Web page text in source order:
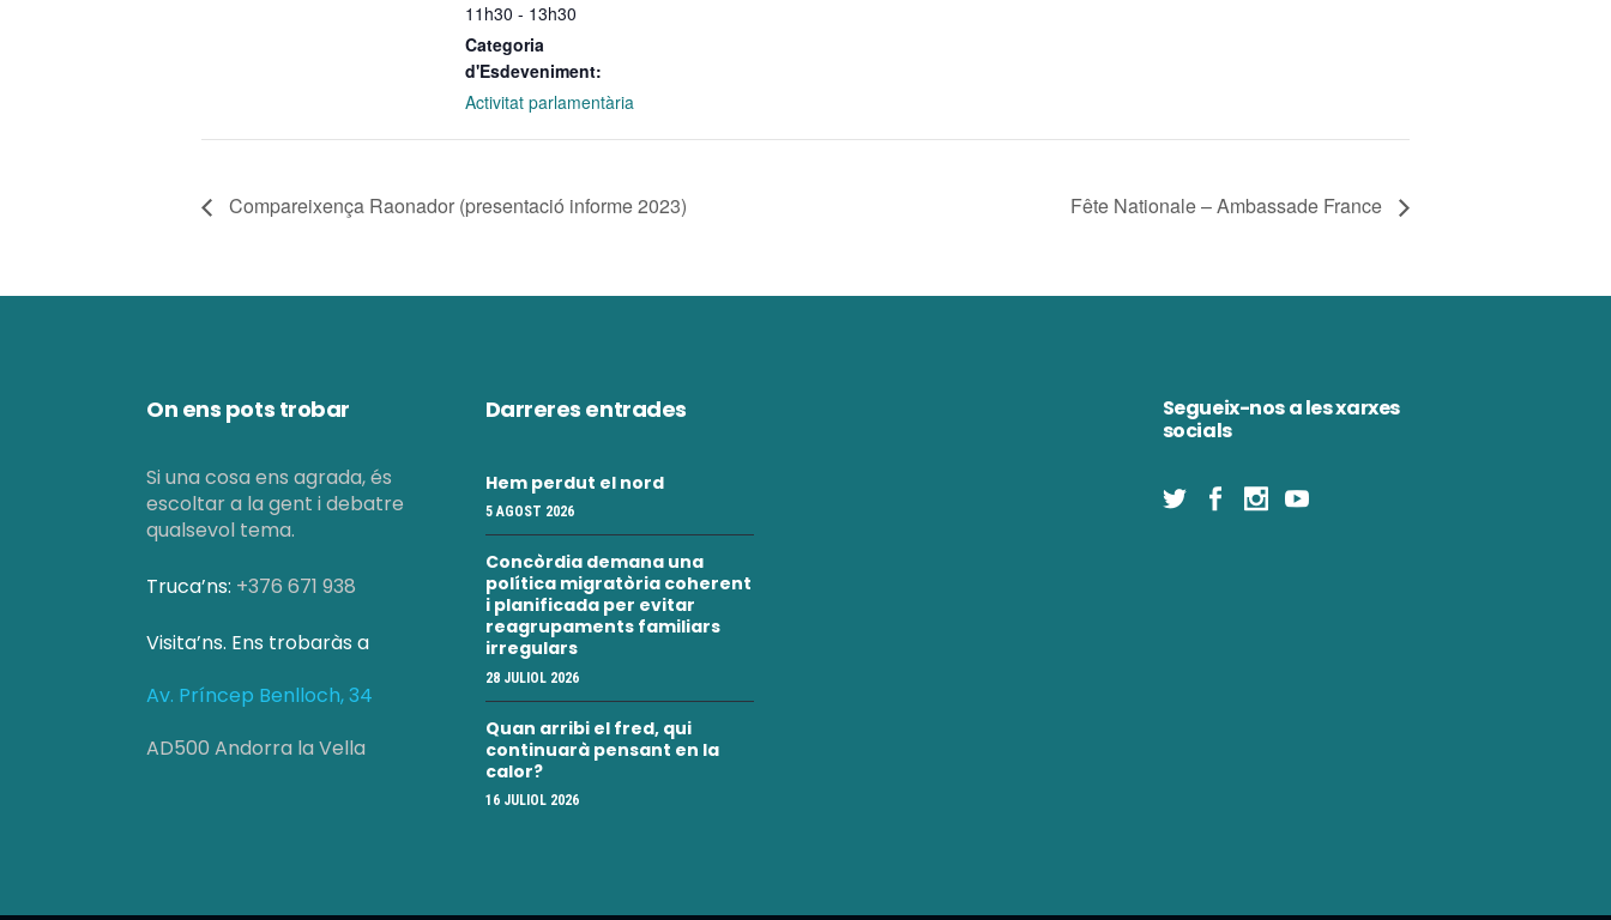
11h30 - 13h30
Categoria
d'Esdeveniment:
Activitat parlamentària
Compareixença Raonador (presentació informe 2023) Fête Nationale – Ambassade France
On ens pots trobar
Si una cosa ens agrada, és
escoltar a la gent i debatre
qualsevol tema.
Truca’ns: +376 671 938
Visita’ns. Ens trobaràs a
Av. Príncep Benlloch, 34
AD500 Andorra la Vella
Darreres entrades
Hem perdut el nord
5 AGOST 2026
Concòrdia demana una
política migratòria coherent
i planificada per evitar
reagrupaments familiars
irregulars
28 JULIOL 2026
Quan arribi el fred, qui
continuarà pensant en la
calor?
16 JULIOL 2026
Segueix-nos a les xarxes
socials